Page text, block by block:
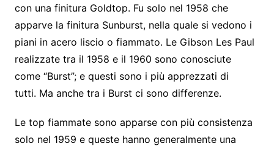
con una finitura Goldtop. Fu solo nel 1958 che
apparve la finitura Sunburst, nella quale si vedono i
piani in acero liscio o fiammato. Le Gibson Les Paul
realizzate tra il 1958 e il 1960 sono conosciute
come “Burst”; e questi sono i più apprezzati di
tutti. Ma anche tra i Burst ci sono differenze.
Le top fiammate sono apparse con più consistenza
solo nel 1959 e queste hanno generalmente una